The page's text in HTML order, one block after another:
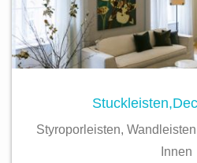
Styroporleisten,
Innen